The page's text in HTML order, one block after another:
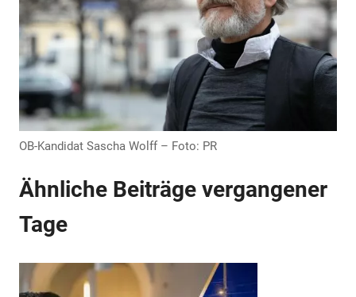
OB-Kandidat Sascha Wolff – Foto: PR
Ähnliche Beiträge vergangener
Tage